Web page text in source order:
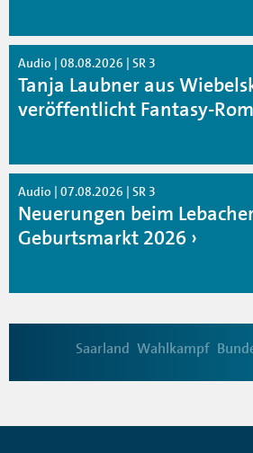
Audio | 08.08.2026 | SR 3
Tanja Laubner aus
veröffentlicht Fantasy-
Audio | 07.08.2026 | SR 3
Neuerungen beim
Geburtsmarkt 2026
Saarland Wahlkampf